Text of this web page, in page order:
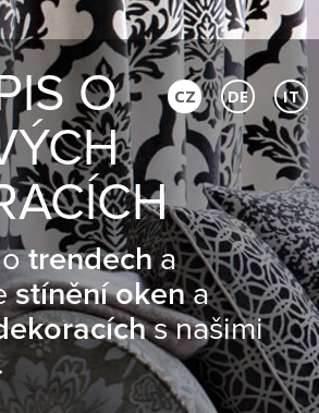
O
otrendecha
stínění okena
s našimi
CZ DE IT